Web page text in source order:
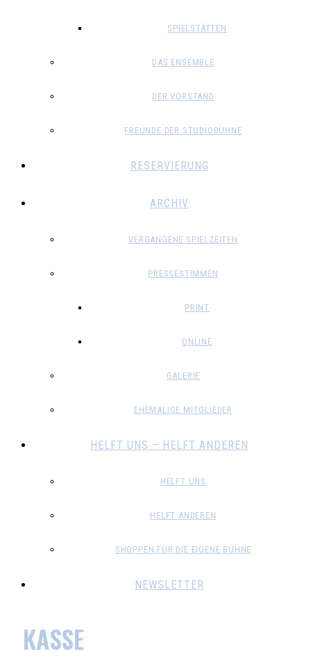
SPIELSTÄTTEN
DAS ENSEMBLE
DER VORSTAND
FREUNDE DER STUDIOBÜHNE
RESERVIERUNG
ARCHIV
VERGANGENE SPIELZEITEN
PRESSESTIMMEN
PRINT
ONLINE
GALERIE
EHEMALIGE MITGLIEDER
HELFT UNS – HELFT ANDEREN
HELFT UNS
HELFT ANDEREN
SHOPPEN FÜR DIE EIGENE BÜHNE
NEWSLETTER
KASSE